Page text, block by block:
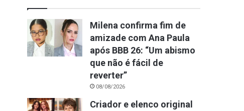
Milena confirma fim de
amizade com Ana Paula
após BBB 26: “Um abismo
que não é fácil de
reverter”
08/08/2026
Criador e elenco original